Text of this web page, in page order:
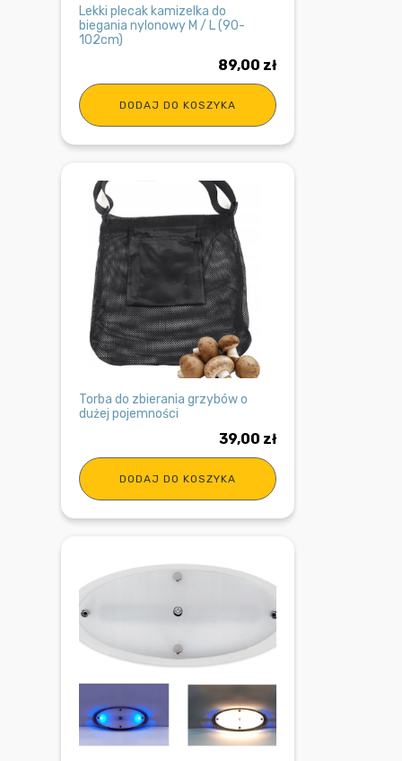
Lekki plecak kamizelka do
biegania nylonowy M / L (90-
102cm)
89,00 zł
DODAJ DO KOSZYKA
Torba do zbierania grzybów o
dużej pojemności
39,00 zł
DODAJ DO KOSZYKA